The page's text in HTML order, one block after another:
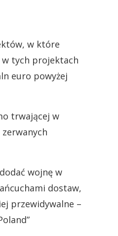
w które
w tych projektach
euro powyżej
trwającej w
wojnę w
dostaw,
przewidywalne –